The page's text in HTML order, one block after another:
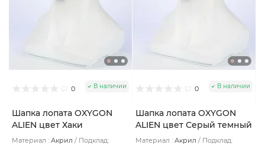
0 В наличии
Шапка лопата OXYGON
ALIEN цвет Хаки
Материал : Акрил
Подклад:
0 В наличии
Шапка лопата OXYGON
ALIEN цвет Серый темный
Материал : Акрил
Подклад: